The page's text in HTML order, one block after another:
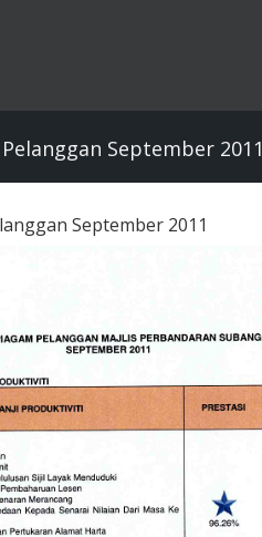
September 2011
September 2011